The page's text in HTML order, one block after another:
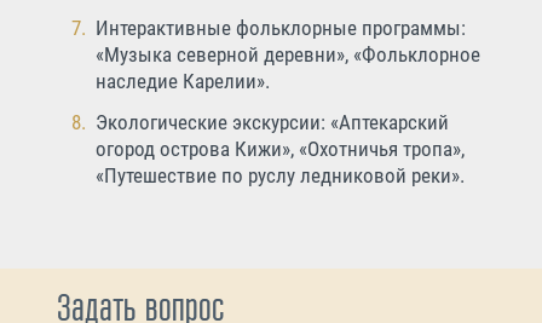
Интерактивные фольклорные программы:
«Музыка северной деревни», «Фольклорное
наследие Карелии».
Экологические экскурсии: «Аптекарский
огород острова Кижи», «Охотничья тропа»,
«Путешествие по руслу ледниковой реки».
Задать вопрос